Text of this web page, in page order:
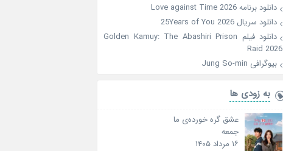
دانلود برنامه Love against Time 2026
دانلود سریال 25Years of You 2026
دانلود فیلم Golden Kamuy: The Abashiri Prison
Raid 2026
بیوگرافی Jung So-min
به زودی ها
عشق گره خورده‌ی ما
جمعه
۱۶ مرداد ۱۴۰۵